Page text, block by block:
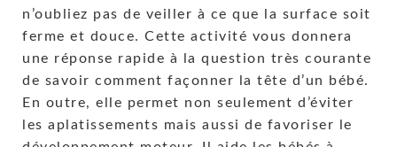
n’oubliez pas de veiller à ce que la surface soit
ferme et douce. Cette activité vous donnera
une réponse rapide à la question très courante
de savoir comment façonner la tête d’un bébé.
En outre, elle permet non seulement d’éviter
les aplatissements mais aussi de favoriser le